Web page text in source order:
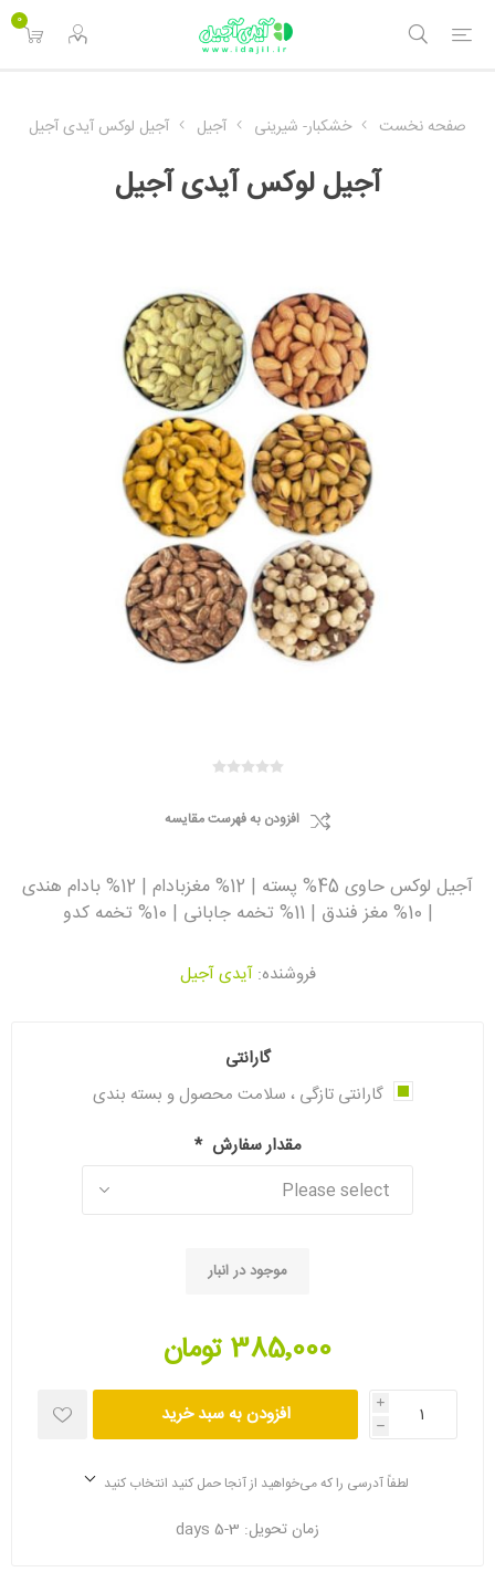
0
صفحه نخست خشکبار- شیرینی آجیل آجیل لوکس آیدی آجیل
آجیل لوکس آیدی آجیل
افزودن به فهرست مقایسه
آجیل لوکس حاوی 45% پسته | 12% مغزبادام | 12% بادام هندی
| 10% مغز فندق | 11% تخمه جابانی | 10% تخمه کدو
فروشنده: آیدی آجیل
گارانتی
گارانتی تازگی ، سلامت محصول و بسته بندی
مقدار سفارش *
موجود در انبار
385٬000 تومان
i
h افزودن به سبد خرید
لطفاً آدرسی را که می‌خواهید از آنجا حمل کنید انتخاب کنید
زمان تحویل: 3-5 days